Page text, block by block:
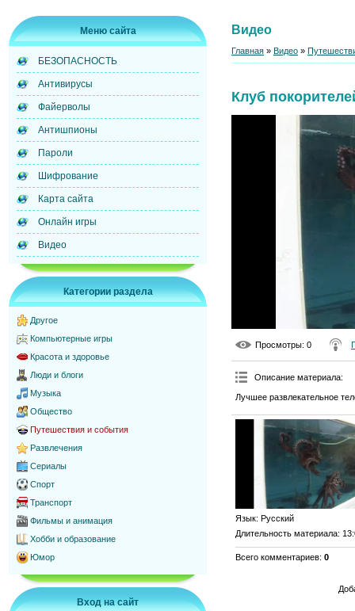
Меню сайта
БЕЗОПАСНОСТЬ
Антивирусы
Файерволы
Антишпионы
Пароли
Шифрование
Карта сайта
Онлайн игры
Видео
Категории раздела
Другое
Компьютерные игры
Красота и здоровье
Люди и блоги
Музыка
Общество
Путешествия и события
Развлечения
Сериалы
Спорт
Транспорт
Фильмы и анимация
Хобби и образование
Юмор
Вход на сайт
Видео
Главная » Видео »
Клуб
Просмотры: 0
Описание материала:
Лучшее развлекательное
Язык: Русский
Длительность материала:
Всего комментариев: 0